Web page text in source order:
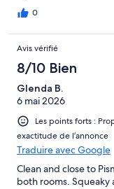
0
Avis vérifié
8/10 Bien
Glenda B.
6 mai 2026
Les points forts :
exactitude de l’annonce
Traduire avec Google
Clean and close to
both rooms.